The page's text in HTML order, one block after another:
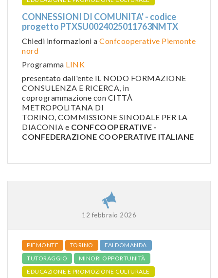
CONNESSIONI DI COMUNITA' - codice
progetto PTXSU0024025011763NMTX
Chiedi informazioni a Confcooperative Piemonte
nord
Programma LINK
presentato dall'ente IL NODO FORMAZIONE
CONSULENZA E RICERCA, in
coprogrammazione con CITTÀ
METROPOLITANA DI
TORINO, COMMISSIONE SINODALE PER LA
DIACONIA e CONFCOOPERATIVE -
CONFEDERAZIONE COOPERATIVE ITALIANE
12 febbraio 2026
PIEMONTE TORINO
FAI DOMANDA
TUTORAGGIO
MINORI OPPORTUNITÀ
EDUCAZIONE E PROMOZIONE CULTURALE